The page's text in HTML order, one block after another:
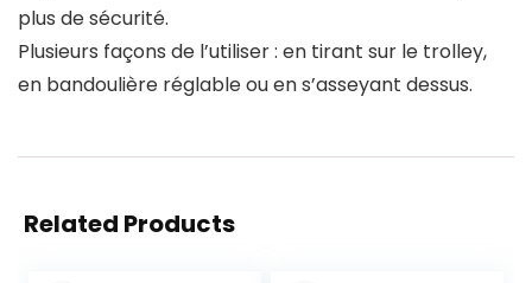
plus de sécurité.
Plusieurs façons de l’utiliser : en tirant sur le trolley,
en bandoulière réglable ou en s’asseyant dessus.
Related Products